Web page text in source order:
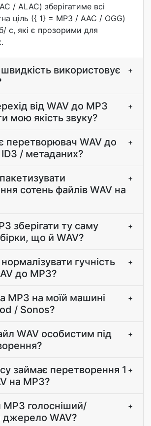
/ ALAC) зберігатиме всі
ціль ({ 1} = MP3 / AAC / OGG)
с, які є прозорими для
використовує
+
від WAV до MP3
мою якість звуку?
+
перетворювач WAV до
/ метаданих?
+
сотень файлів WAV на
+
зберігати ту саму
що й WAV?
+
гучність
до MP3?
+
MP3 на моїй машині
/ Sonos?
+
WAV особистим під
+
займає перетворення 1
на MP3?
+
голосніший/
джерело WAV?
+